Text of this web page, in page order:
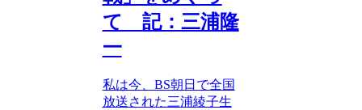
て 記：三浦隆
一
私は今、BS朝日で全国
放送された三浦綾子生